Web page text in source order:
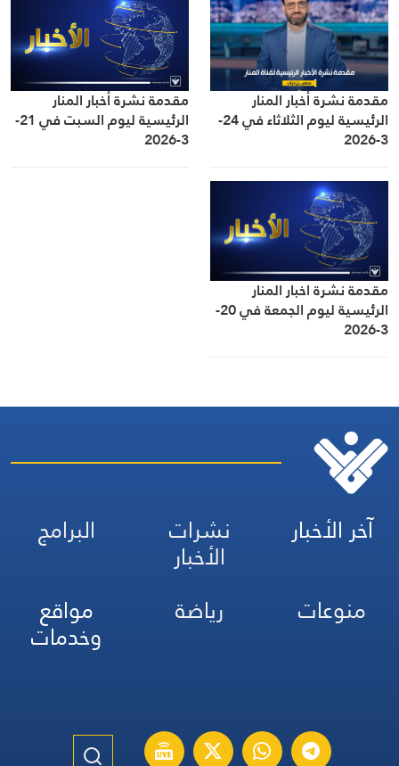
مقدمة نشرة أخبار المنار
الرئيسية ليوم الثلاثاء في 24-
3-2026
مقدمة نشرة أخبار المنار
الرئيسية ليوم السبت في 21-
3-2026
مقدمة نشرة اخبار المنار
الرئيسية ليوم الجمعة في 20-
3-2026
آخر الأخبار نشرات
الأخبار
البرامج
منوعات
رياضة مواقع
وخدمات